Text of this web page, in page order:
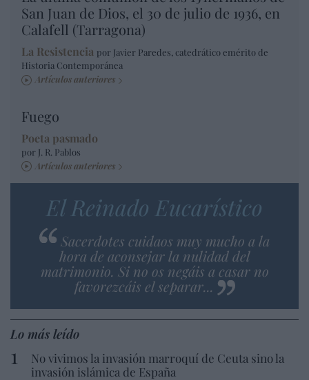
San Juan de Dios, el 30 de julio de 1936, en
Calafell (Tarragona)
La Resistencia por Javier Paredes, catedrático emérito de
Historia Contemporánea
Artículos anteriores
Fuego
Poeta pasmado
por J. R. Pablos
Artículos anteriores
El Reinado Eucarístico
Sacerdotes cuidaos muy mucho a la
hora de aconsejar la nulidad del
matrimonio. Si no os negáis a casar no
favorezcáis el separar...
Lo más leído
No vivimos la invasión marroquí de Ceuta sino la
invasión islámica de España